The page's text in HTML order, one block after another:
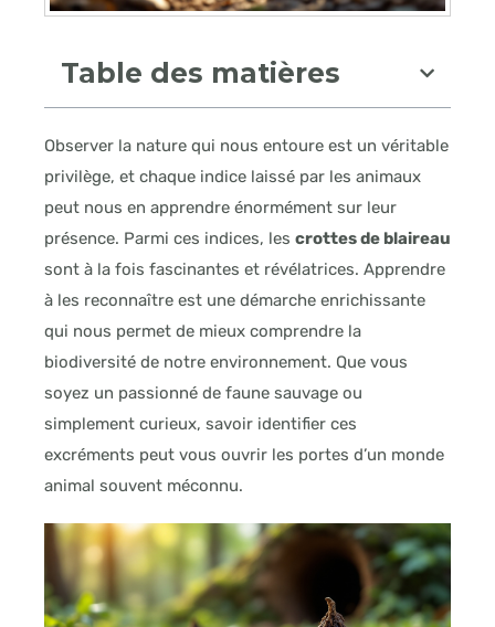
Table des matières
Observer la nature qui nous entoure est un véritable
privilège, et chaque indice laissé par les animaux
peut nous en apprendre énormément sur leur
présence. Parmi ces indices, les crottes de blaireau
sont à la fois fascinantes et révélatrices. Apprendre
à les reconnaître est une démarche enrichissante
qui nous permet de mieux comprendre la
biodiversité de notre environnement. Que vous
soyez un passionné de faune sauvage ou
simplement curieux, savoir identifier ces
excréments peut vous ouvrir les portes d’un monde
animal souvent méconnu.